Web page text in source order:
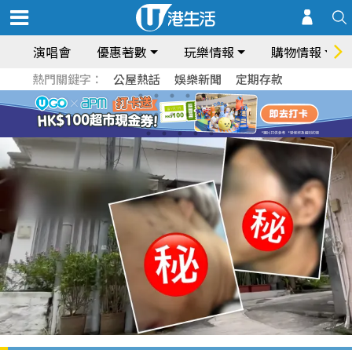
演唱會 優惠著數 玩樂情報 購物情報
熱門關鍵字： 公屋熱話 娛樂新聞 定期存款